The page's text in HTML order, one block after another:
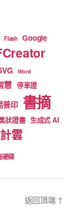
Flash Google
Word
慧 停車證
普印 書摘
狀證書 生成式 AI
雲
硬碟
返回頂端 ↑